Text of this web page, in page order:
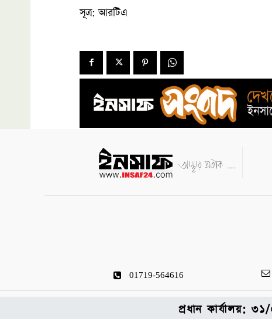
সূত্র: আরটিএ
01719-564616
প্রধান কার্যালয়: